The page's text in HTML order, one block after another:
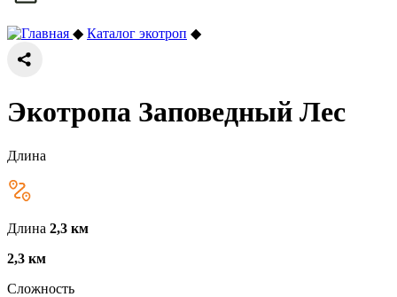
◆ Каталог экотроп ◆
Экотропа Заповедный Лес
Длина
Длина 2,3 км
2,3 км
Сложность